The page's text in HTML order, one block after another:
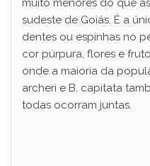
muito menores do que
sudeste de Goiás. É a
dentes ou espinhas no
cor púrpura, flores e
onde a maioria da
archeri e B. capitata
todas ocorram juntas.